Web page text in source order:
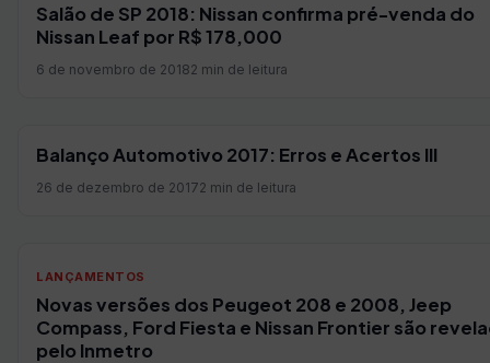
Salão de SP 2018: Nissan confirma pré-venda do
Nissan Leaf por R$ 178,000
6 de novembro de 20182 min de leitura
Balanço Automotivo 2017: Erros e Acertos III
26 de dezembro de 20172 min de leitura
LANÇAMENTOS
Novas versões dos Peugeot 208 e 2008, Jeep
Compass, Ford Fiesta e Nissan Frontier são
pelo Inmetro